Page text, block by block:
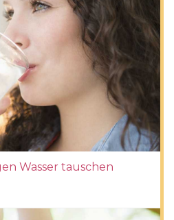
Wasser tauschen